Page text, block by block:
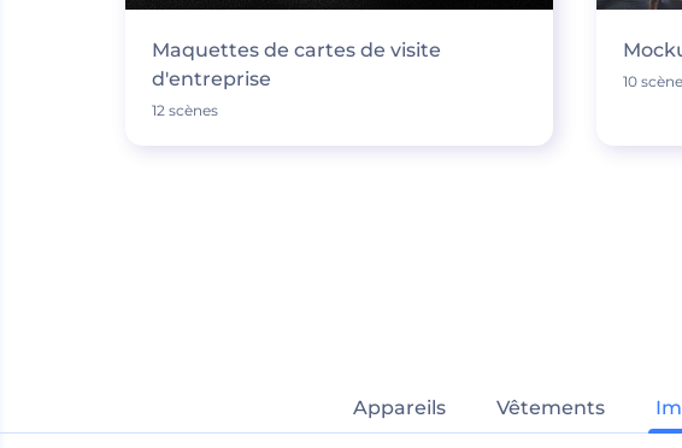
Maquettes de cartes de visite
d'entreprise
12 scènes
10
Appareils Vêtements